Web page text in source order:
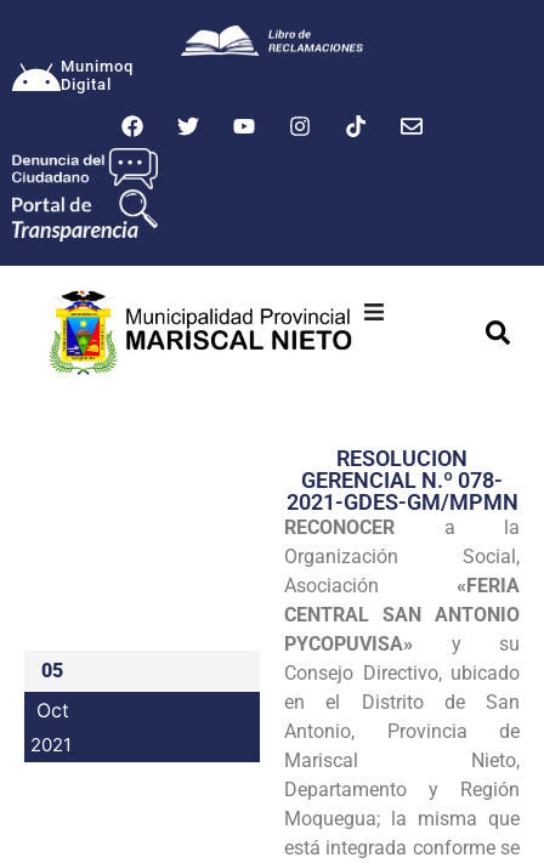
Munimoq
Digital
Transparencia
Seguridad
Programas
Intranet
05
Oct
2021
RESOLUCION
GERENCIAL N.º 078-
2021-GDES-GM/MPMN
RECONOCER a la
Organización Social,
Asociación «FERIA
CENTRAL SAN ANTONIO
PYCOPUVISA» y su
Consejo Directivo, ubicado
en el Distrito de San
Antonio, Provincia de
Mariscal Nieto,
Departamento y Región
Moquegua; la misma que
está integrada conforme se